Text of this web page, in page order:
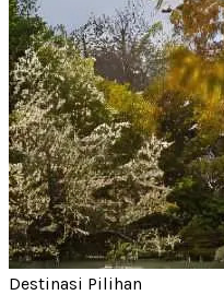
Destinasi Pilihan